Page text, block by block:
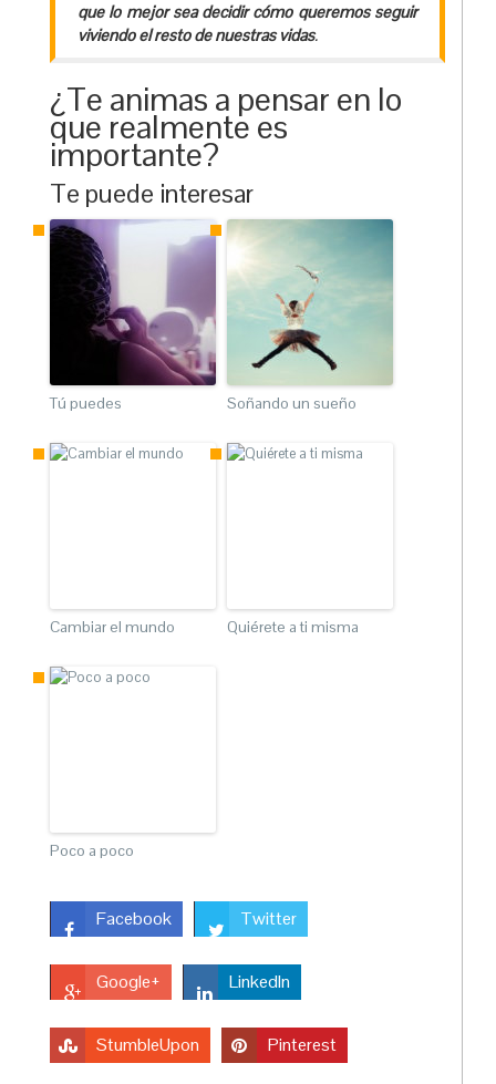
que lo mejor sea decidir cómo queremos seguir
viviendo el resto de nuestras vidas.
¿Te animas a pensar en lo
que realmente es
importante?
Te puede interesar
Tú puedes Soñando un sueño
Cambiar el mundo Quiérete a ti misma
Poco a poco
Facebook Twitter
Google+ LinkedIn
StumbleUpon Pinterest